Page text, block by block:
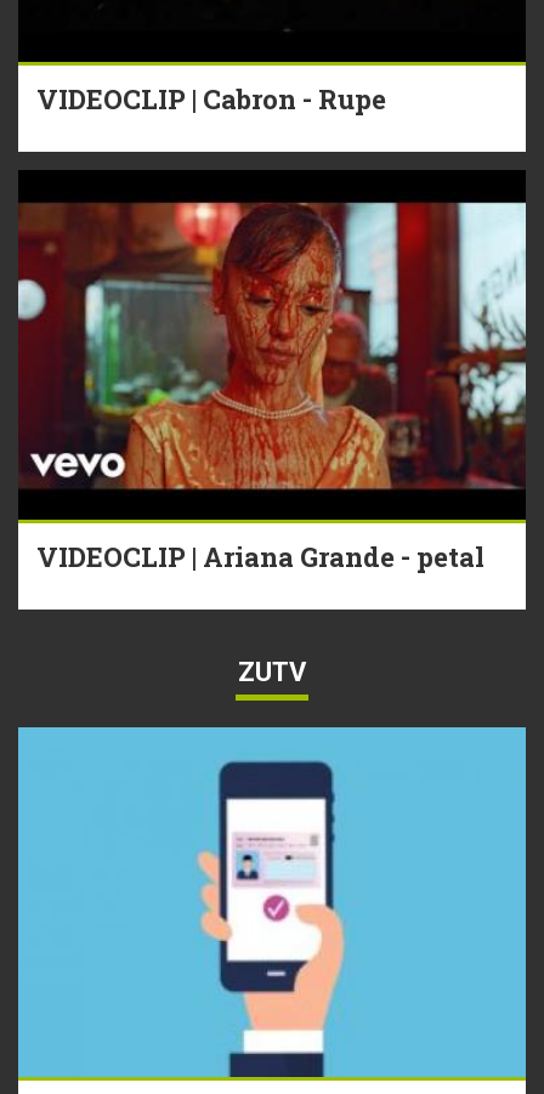
VIDEOCLIP | Cabron - Rupe
VIDEOCLIP | Ariana Grande - petal
ZUTV